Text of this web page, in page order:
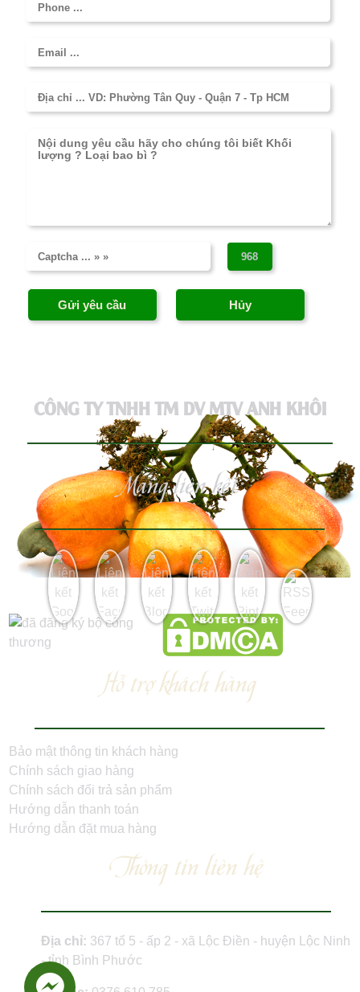
CÔNG TY TNHH TM DV MTV ANH KHÔI
Mạng liên kết
Hỗ trợ khách hàng
Bảo mật thông tin khách hàng
Chính sách giao hàng
Chính sách đổi trả sản phẩm
Hướng dẫn thanh toán
Hướng dẫn đặt mua hàng
Thông tin liên hệ
Địa chỉ: 367 tổ 5 - ấp 2 - xã Lộc Điền - huyện Lộc Ninh
- tỉnh Bình Phước